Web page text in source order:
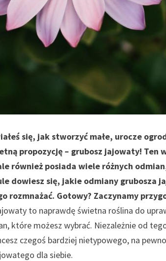
się, jak stworzyć małe, urocze
propozycję – grubosz jajowaty! Ten
również posiada wiele różnych
dowiesz się, jakie odmiany grubosza
rozmnażać. Gotowy? Zaczynamy
to naprawdę świetna roślina do
które możesz wybrać. Niezależnie od
czegoś bardziej nietypowego, na
dla siebie.